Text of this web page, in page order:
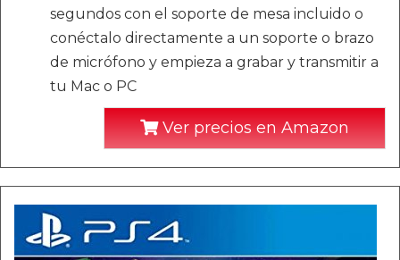
segundos con el soporte de mesa incluido o
conéctalo directamente a un soporte o brazo
de micrófono y empieza a grabar y transmitir a
tu Mac o PC
Ver precios en Amazon